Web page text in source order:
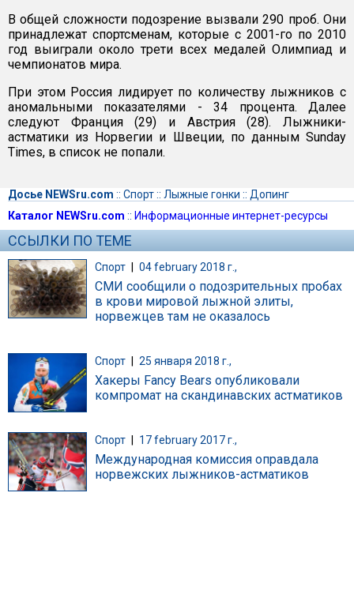
В общей сложности подозрение вызвали 290 проб. Они
принадлежат спортсменам, которые с 2001-го по 2010
год выиграли около трети всех медалей Олимпиад и
чемпионатов мира.
При этом Россия лидирует по количеству лыжников с
аномальными показателями - 34 процента. Далее
следуют Франция (29) и Австрия (28). Лыжники-
астматики из Норвегии и Швеции, по данным Sunday
Times, в список не попали.
Досье NEWSru.com :: Спорт:: Лыжные гонки :: Допинг
Каталог NEWSru.com :: Информационные интернет-ресурсы
ССЫЛКИ ПО ТЕМЕ
Спорт | 04 february 2018 г.,
СМИ сообщили о подозрительных пробах
в крови мировой лыжной элиты,
норвежцев там не оказалось
Спорт 25 января 2018 г.,
Хакеры Fancy Bears опубликовали
компромат на скандинавских астматиков
Спорт 17 february 2017 г.,
Международная комиссия оправдала
норвежских лыжников-астматиков